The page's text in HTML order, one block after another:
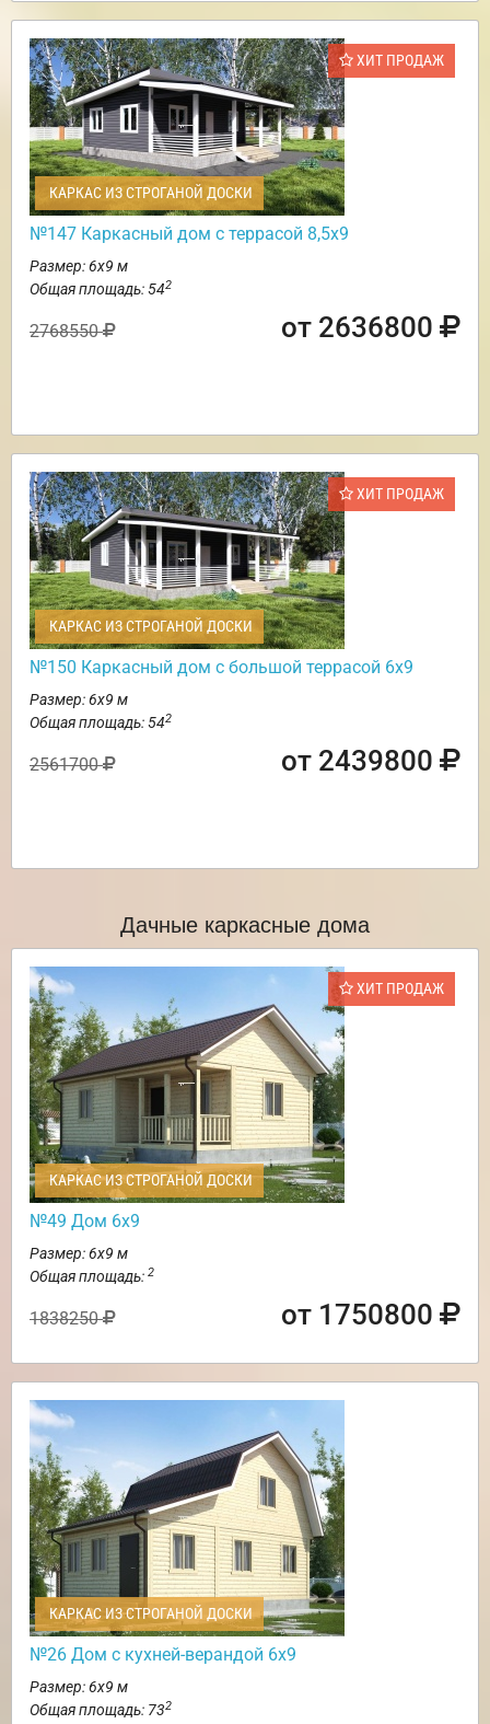
ХИТ ПРОДАЖ
КАРКАС ИЗ СТРОГАНОЙ ДОСКИ
№147 Каркасный дом с террасой 8,5х9
Размер: 6х9 м
Общая площадь: 542
2768550 от 2636800
ХИТ ПРОДАЖ
КАРКАС ИЗ СТРОГАНОЙ ДОСКИ
№150 Каркасный дом с большой террасой 6х9
Размер: 6х9 м
Общая площадь: 542
2561700 от 2439800
Дачные каркасные дома
ХИТ ПРОДАЖ
КАРКАС ИЗ СТРОГАНОЙ ДОСКИ
№49 Дом 6х9
Размер: 6х9 м
Общая площадь: 2
1838250 от 1750800
КАРКАС ИЗ СТРОГАНОЙ ДОСКИ
№26 Дом с кухней-верандой 6х9
Размер: 6х9 м
Общая площадь: 732